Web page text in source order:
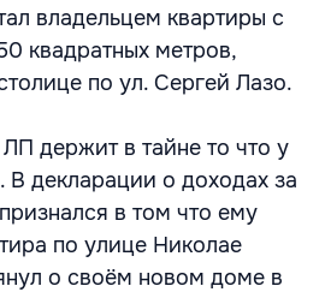
владельцем квартиры с
квадратных метров,
по ул. Сергей Лазо.
держит в тайне то что у
В декларации о доходах за
в том что ему
по улице Николае
о своём новом доме в